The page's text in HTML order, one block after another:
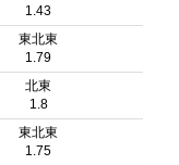
1.43
東北東
1.79
北東
1.8
東北東
1.75